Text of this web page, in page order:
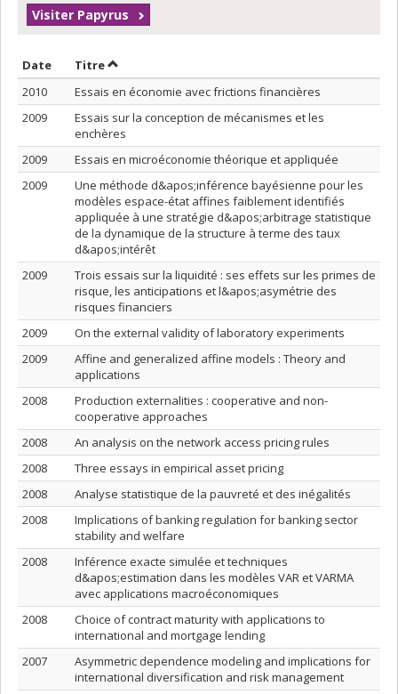
Visiter Papyrus
Date Trier par date en ordre croissant
TitreTrier par titre en ordre croissant
2010
Essais en économie avec frictions financières
2009
Essais sur la conception de mécanismes et les
enchères
2009
Essais en microéconomie théorique et appliquée
2009
Une méthode d&apos;inférence bayésienne pour les
modèles espace-état affines faiblement identifiés
appliquée à une stratégie d&apos;arbitrage statistique
de la dynamique de la structure à terme des taux
d&apos;intérêt
2009
Trois essais sur la liquidité : ses effets sur les primes de
risque, les anticipations et l&apos;asymétrie des
risques financiers
2009
On the external validity of laboratory experiments
2009
Affine and generalized affine models : Theory and
applications
2008
Production externalities : cooperative and non-
cooperative approaches
2008
An analysis on the network access pricing rules
2008
Three essays in empirical asset pricing
2008
Analyse statistique de la pauvreté et des inégalités
2008
Implications of banking regulation for banking sector
stability and welfare
2008
Inférence exacte simulée et techniques
d&apos;estimation dans les modèles VAR et VARMA
avec applications macroéconomiques
2008
Choice of contract maturity with applications to
international and mortgage lending
2007
Asymmetric dependence modeling and implications for
international diversification and risk management